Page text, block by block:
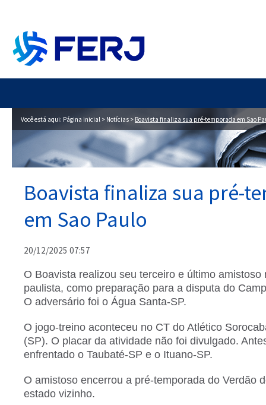
Você está aqui: Página inicial > Notícias > Boavista finaliza sua pré-temporada em Sao
Boavista finaliza sua pré-
em Sao Paulo
20/12/2025 07:57
O Boavista realizou seu terceiro e último amistoso
paulista, como preparação para a disputa do
O adversário foi o Água Santa-SP.
O jogo-treino aconteceu no CT do Atlético
(SP). O placar da atividade não foi divulgado.
enfrentado o Taubaté-SP e o Ituano-SP.
O amistoso encerrou a pré-temporada do Verdão
estado vizinho.